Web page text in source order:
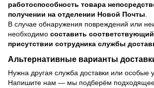
работоспособность товара
получении на отделении Новой Почты
В случае обнаружения повреждений или
необходимо составить соответствующий
присутствии сотрудника службы
Альтернативные варианты
Нужна другая служба доставки или особые
Напишите нам — мы подберём